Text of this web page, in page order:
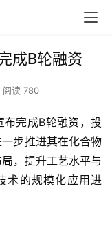
成B轮融资
阅读 780
布完成B轮融资，投
步推进其在化合物
，提升工艺水平与
术的规模化应用进